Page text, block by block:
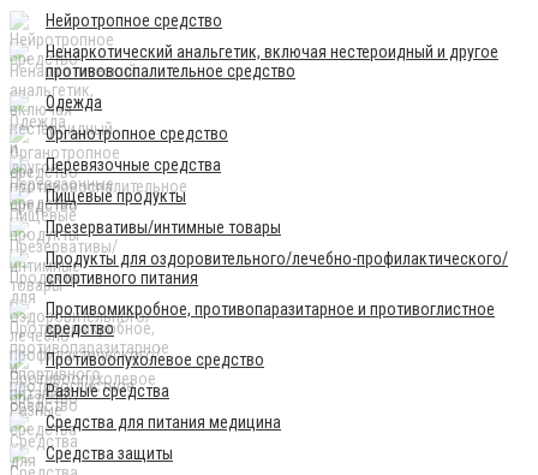
Нейротропное средство
Ненаркотический анальгетик, включая нестероидный и другое
противовоспалительное средство
Одежда
Органотропное средство
Перевязочные средства
Пищевые продукты
Презервативы/интимные товары
Продукты для оздоровительного/лечебно-профилактического/
спортивного питания
Противомикробное, противопаразитарное и противоглистное
средство
Противоопухолевое средство
Разные средства
Средства для питания медицина
Средства защиты